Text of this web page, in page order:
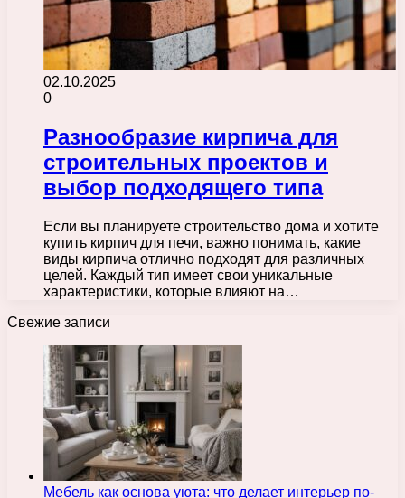
02.10.2025
0
Разнообразие кирпича для
строительных проектов и
выбор подходящего типа
Если вы планируете строительство дома и хотите
купить кирпич для печи, важно понимать, какие
виды кирпича отлично подходят для различных
целей. Каждый тип имеет свои уникальные
характеристики, которые влияют на…
Свежие записи
Мебель как основа уюта: что делает интерьер по-